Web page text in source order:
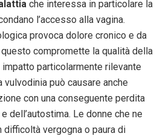
che interessa in particolare la
l’accesso alla vagina.
provoca dolore cronico e da
compromette la qualità della
particolarmente rilevante
può causare anche
con una conseguente perdita
dell’autostima. Le donne che ne
vergogna o paura di